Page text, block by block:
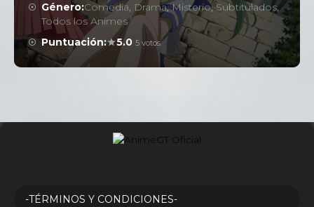
3 <img src="https://www.themoviedb.org/t/p/
<img src="https://www.themoviedb.org/t/p/
Género:Comedia, Drama,Misterio,Subtitulados,
Todos los Animes
Puntuación:
5.0 5 votos
-TÉRMINOS Y CONDICIONES-